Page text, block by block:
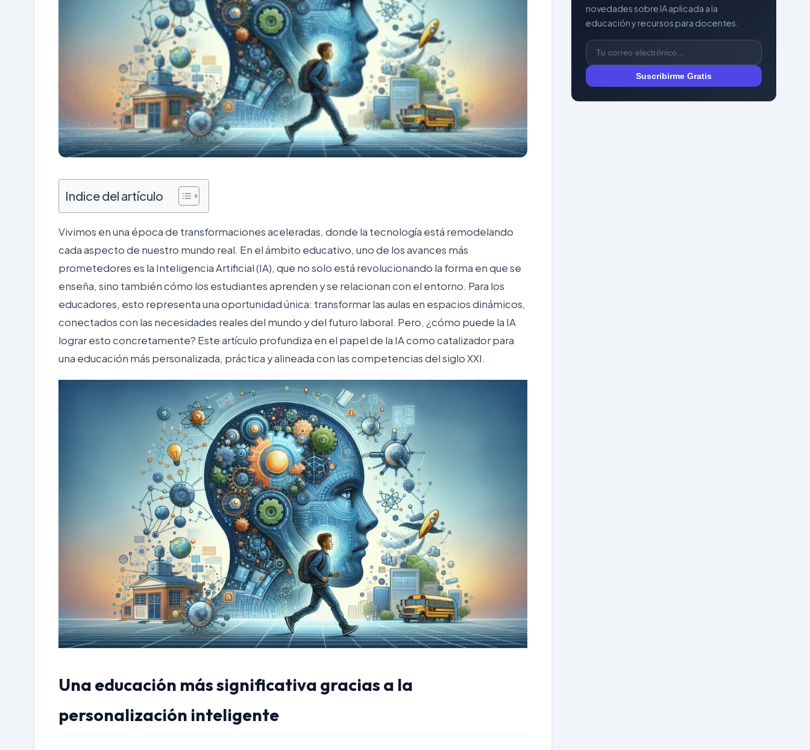
Indice del artículo
Vivimos en una época de transformaciones aceleradas, donde la tecnología está remodelando
cada aspecto de nuestro mundo real. En el ámbito educativo, uno de los avances más
prometedores es la Inteligencia Artificial (IA), que no solo está revolucionando la forma en que se
enseña, sino también cómo los estudiantes aprenden y se relacionan con el entorno. Para los
educadores, esto representa una oportunidad única: transformar las aulas en espacios dinámicos,
conectados con las necesidades reales del mundo y del futuro laboral. Pero, ¿cómo puede la IA
lograr esto concretamente? Este artículo profundiza en el papel de la IA como catalizador para
una educación más personalizada, práctica y alineada con las competencias del siglo XXI.
Una educación más significativa gracias a la
personalización inteligente
novedades sobre IA aplicada a la
educación y recursos para docentes.
Suscribirme Gratis